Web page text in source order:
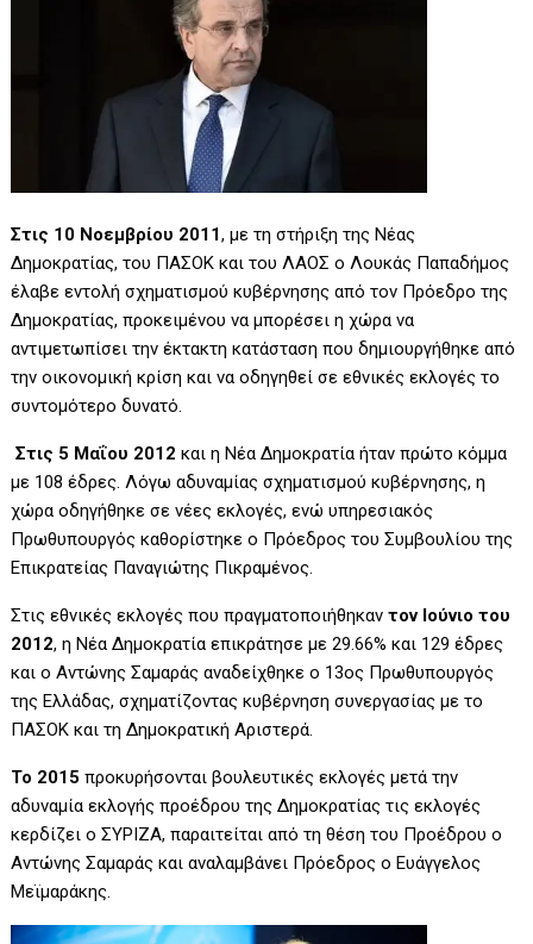
Στις 10 Νοεμβρίου 2011, με τη στήριξη της Νέας
Δημοκρατίας, του ΠΑΣΟΚ και του ΛΑΟΣ ο Λουκάς Παπαδήμος
έλαβε εντολή σχηματισμού κυβέρνησης από τον Πρόεδρο της
Δημοκρατίας, προκειμένου να μπορέσει η χώρα να
αντιμετωπίσει την έκτακτη κατάσταση που δημιουργήθηκε από
την οικονομική κρίση και να οδηγηθεί σε εθνικές εκλογές το
συντομότερο δυνατό.
Στις 5 Μαΐου 2012 και η Νέα Δημοκρατία ήταν πρώτο κόμμα
με 108 έδρες. Λόγω αδυναμίας σχηματισμού κυβέρνησης, η
χώρα οδηγήθηκε σε νέες εκλογές, ενώ υπηρεσιακός
Πρωθυπουργός καθορίστηκε ο Πρόεδρος του Συμβουλίου της
Επικρατείας Παναγιώτης Πικραμένος.
Στις εθνικές εκλογές που πραγματοποιήθηκαντον Ιούνιο του
2012, η Νέα Δημοκρατία επικράτησε με 29.66% και 129 έδρες
και ο Αντώνης Σαμαράς αναδείχθηκε ο 13ος Πρωθυπουργός
της Ελλάδας, σχηματίζοντας κυβέρνηση συνεργασίας με το
ΠΑΣΟΚ και τη Δημοκρατική Αριστερά.
Το 2015 προκυρήσονται βουλευτικές εκλογές μετά την
αδυναμία εκλογής προέδρου της Δημοκρατίας τις εκλογές
κερδίζει ο ΣΥΡΙΖΑ, παραιτείται από τη θέση του Προέδρου ο
Αντώνης Σαμαράς και αναλαμβάνει Πρόεδρος ο Ευάγγελος
Μεϊμαράκης.